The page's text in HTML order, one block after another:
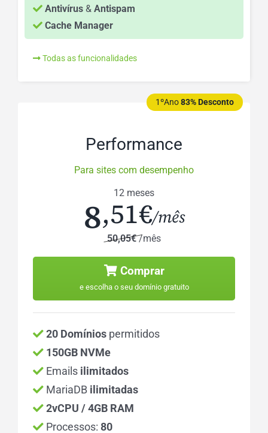
Antivírus &Antispam
Cache Manager
Todas as funcionalidades
1ºAno83% Desconto
Performance
Para sites com desempenho
12 meses
8,51€/mês
50,05€/mês
Comprar
e escolha o seu domínio gratuito
20 Domínios permitidos
150GB NVMe
Emails ilimitados
MariaDB ilimitadas
2vCPU / 4GB RAM
Processos:80